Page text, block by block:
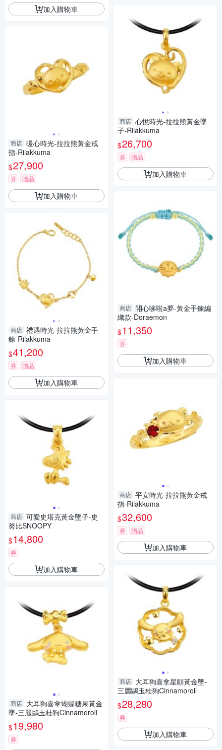
加入購物車
商店 暖心時光-拉拉熊黃金戒
指-Rilakkuma
$27,900
券 贈品
加入購物車
商店 禮遇時光-拉拉熊黃金手
鍊-Rilakkuma
$41,200
券 贈品
加入購物車
商店 可愛史塔克黃金墜子-史
努比SNOOPY
$14,800
券
加入購物車
商店 大耳狗喜拿蝴蝶糖果黃金
墜-三麗鷗玉桂狗Cinnamoroll
$19,980
券
商店 心悅時光-拉拉熊黃金墜
子-Rilakkuma
$26,700
券 贈品
加入購物車
商店 開心哆啦a夢-黃金手鍊編
織款-Doraemon
$11,350
券
加入購物車
商店 平安時光-拉拉熊黃金戒
指-Rilakkuma
$32,600
券 贈品
加入購物車
商店 大耳狗喜拿星願黃金墜-
三麗鷗玉桂狗Cinnamoroll
$28,280
券
加入購物車